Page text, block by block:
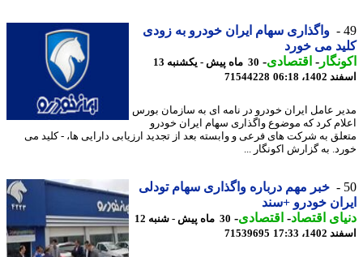
واگذاری سهام ایران خودرو به زودی
می خورد
-اقتصادی-
30 ماه پیش - یکشنبه 13
06:18
71544228
عامل ایران خودرو در نامه ای به سازمان بورس
کرد که موضوع واگذاری سهام ایران خودرو
به شرکت های فرعی و وابسته بعد از تجدید ارزیابی دارایی ها، - کلید می
به گزارش اکونگار ...
خبر مهم درباره واگذاری سهام تودلی
خودرو +سند
اقتصاد-اقتصادی-
30 ماه پیش - شنبه 12
17:33
71539695